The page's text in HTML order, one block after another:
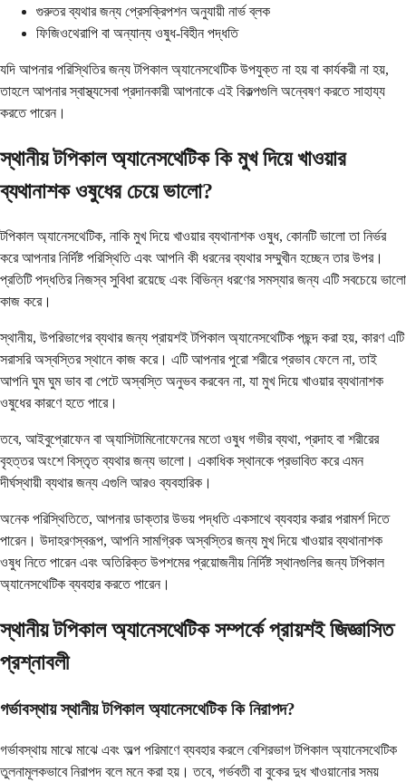
গুরুতর ব্যথার জন্য প্রেসক্রিপশন অনুযায়ী নার্ভ ব্লক
ফিজিওথেরাপি বা অন্যান্য ওষুধ-বিহীন পদ্ধতি
যদি আপনার পরিস্থিতির জন্য টপিকাল অ্যানেসথেটিক উপযুক্ত না হয় বা কার্যকরী না হয়,
তাহলে আপনার স্বাস্থ্যসেবা প্রদানকারী আপনাকে এই বিকল্পগুলি অন্বেষণ করতে সাহায্য
করতে পারেন।
স্থানীয় টপিকাল অ্যানেসথেটিক কি মুখ দিয়ে খাওয়ার
ব্যথানাশক ওষুধের চেয়ে ভালো?
টপিকাল অ্যানেসথেটিক, নাকি মুখ দিয়ে খাওয়ার ব্যথানাশক ওষুধ, কোনটি ভালো তা নির্ভর
করে আপনার নির্দিষ্ট পরিস্থিতি এবং আপনি কী ধরনের ব্যথার সম্মুখীন হচ্ছেন তার উপর।
প্রতিটি পদ্ধতির নিজস্ব সুবিধা রয়েছে এবং বিভিন্ন ধরণের সমস্যার জন্য এটি সবচেয়ে ভালো
কাজ করে।
স্থানীয়, উপরিভাগের ব্যথার জন্য প্রায়শই টপিকাল অ্যানেসথেটিক পছন্দ করা হয়, কারণ এটি
সরাসরি অস্বস্তির স্থানে কাজ করে। এটি আপনার পুরো শরীরে প্রভাব ফেলে না, তাই
আপনি ঘুম ঘুম ভাব বা পেটে অস্বস্তি অনুভব করবেন না, যা মুখ দিয়ে খাওয়ার ব্যথানাশক
ওষুধের কারণে হতে পারে।
তবে, আইবুপ্রোফেন বা অ্যাসিটামিনোফেনের মতো ওষুধ গভীর ব্যথা, প্রদাহ বা শরীরের
বৃহত্তর অংশে বিস্তৃত ব্যথার জন্য ভালো। একাধিক স্থানকে প্রভাবিত করে এমন
দীর্ঘস্থায়ী ব্যথার জন্য এগুলি আরও ব্যবহারিক।
অনেক পরিস্থিতিতে, আপনার ডাক্তার উভয় পদ্ধতি একসাথে ব্যবহার করার পরামর্শ দিতে
পারেন। উদাহরণস্বরূপ, আপনি সামগ্রিক অস্বস্তির জন্য মুখ দিয়ে খাওয়ার ব্যথানাশক
ওষুধ নিতে পারেন এবং অতিরিক্ত উপশমের প্রয়োজনীয় নির্দিষ্ট স্থানগুলির জন্য টপিকাল
অ্যানেসথেটিক ব্যবহার করতে পারেন।
স্থানীয় টপিকাল অ্যানেসথেটিক সম্পর্কে প্রায়শই জিজ্ঞাসিত
প্রশ্নাবলী
গর্ভাবস্থায় স্থানীয় টপিকাল অ্যানেসথেটিক কি নিরাপদ?
গর্ভাবস্থায় মাঝে মাঝে এবং অল্প পরিমাণে ব্যবহার করলে বেশিরভাগ টপিকাল অ্যানেসথেটিক
তুলনামূলকভাবে নিরাপদ বলে মনে করা হয়। তবে, গর্ভবতী বা বুকের দুধ খাওয়ানোর সময়